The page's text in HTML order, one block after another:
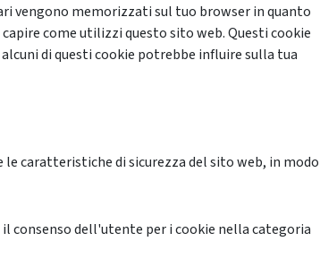
vengono memorizzati sul tuo browser in quanto
come utilizzi questo sito web. Questi cookie
di questi cookie potrebbe influire sulla tua
caratteristiche di sicurezza del sito web, in modo
consenso dell'utente per i cookie nella categoria